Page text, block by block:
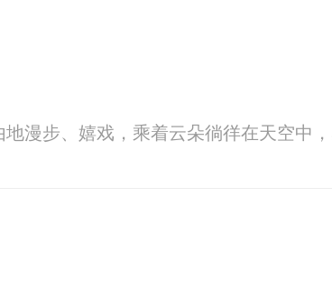
漫步、嬉戏，乘着云朵徜徉在天空中，